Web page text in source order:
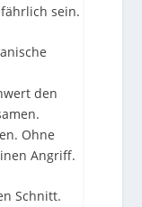
sein.
den
Ohne
Angriff.
Schnitt.